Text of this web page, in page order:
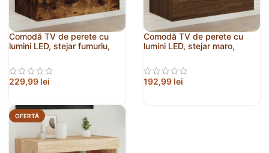
Comodă TV de perete cu
lumini LED, stejar fumuriu,
229,99 lei
Comodă TV de perete cu
lumini LED, stejar maro,
192,99 lei
OFERTĂ